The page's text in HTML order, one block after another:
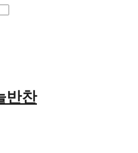
반찬